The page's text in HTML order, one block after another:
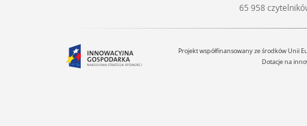
65 958
Projekt współfinansowany ze środków Unii
Dotacje na